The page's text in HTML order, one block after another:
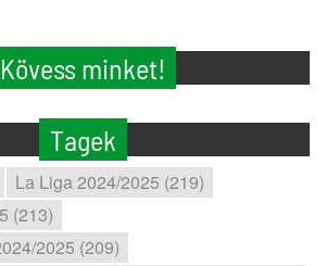
Kövess minket!
Tagek
La Liga 2024/2025 (219)
(213)
2025 (209)